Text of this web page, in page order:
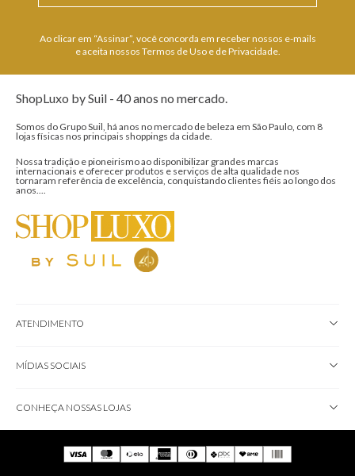
Ao clicar em “Assinar”, você concorda em receber nossos e-mails
e aceita nossos Termos de Uso e de Privacidade.
ShopLuxo by Suil - 40 anos no mercado.
Somos do Grupo Suil, há anos no mercado de beleza em São Paulo, com 8
lojas físicas nos principais shoppings da cidade.
Nossa tradição e pioneirismo ao disponibilizar grandes marcas
internacionais e oferecer produtos e serviços de alta qualidade nos
tornaram referência de excelência, conquistando clientes fiéis ao longo dos
anos....
ATENDIMENTO
MÍDIAS SOCIAIS
CONHEÇA NOSSAS LOJAS